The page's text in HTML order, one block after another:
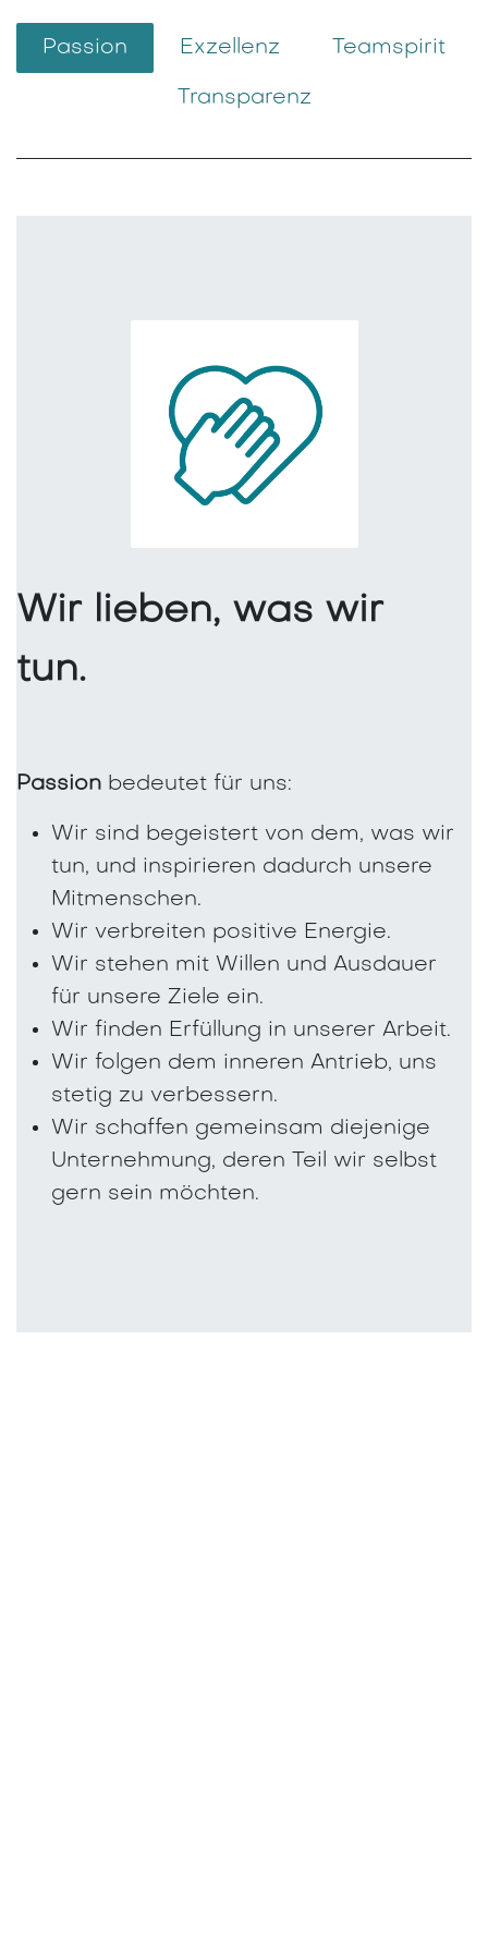
Passion Exzellenz Teamspirit
Transparenz
Wir lieben, was wir
tun.
Passion bedeutet für uns:
Wir sind begeistert von dem, was wir
tun, und inspirieren dadurch unsere
Mitmenschen.
Wir verbreiten positive Energie.
Wir stehen mit Willen und Ausdauer
für unsere Ziele ein.
Wir finden Erfüllung in unserer Arbeit.
Wir folgen dem inneren Antrieb, uns
stetig zu verbessern.
Wir schaffen gemeinsam diejenige
Unternehmung, deren Teil wir selbst
gern sein möchten.